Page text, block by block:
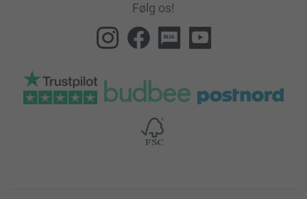
Følg os!